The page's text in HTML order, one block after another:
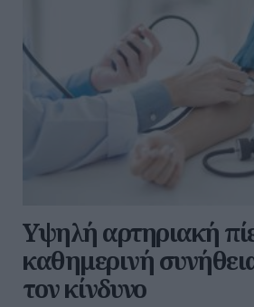
Υψηλή αρτηριακή
καθημερινή
τον κίνδυνο